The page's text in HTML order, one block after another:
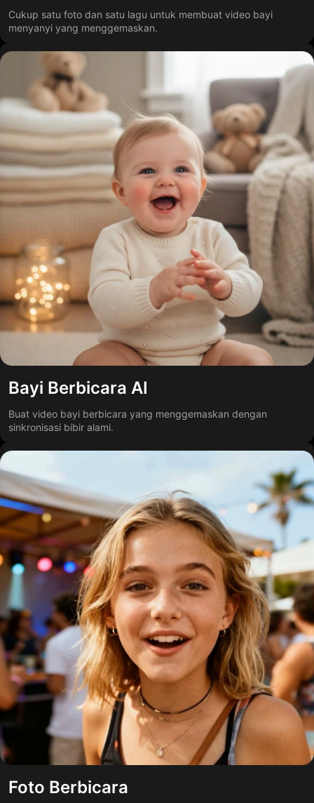
Cukup satu foto dan satu lagu untuk membuat video bayi
menyanyi yang menggemaskan.
Bayi Berbicara AI
Buat video bayi berbicara yang menggemaskan dengan
sinkronisasi bibir alami.
Foto Berbicara